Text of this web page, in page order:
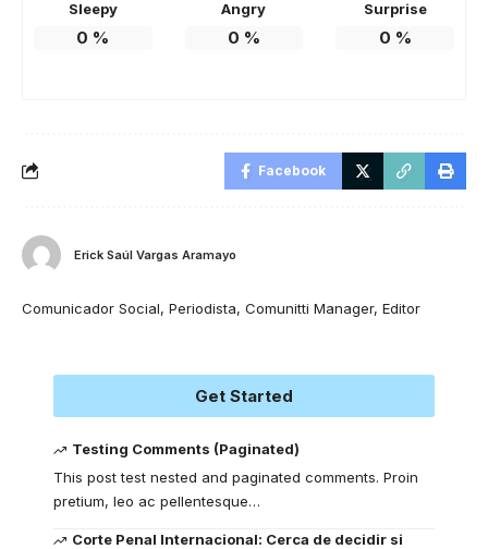
Sleepy
0 %
Angry
0 %
Surprise
0 %
Facebook
Erick Saúl Vargas Aramayo
Comunicador Social, Periodista, Comunitti Manager, Editor
Get Started
Testing Comments (Paginated)
This post test nested and paginated comments. Proin
pretium, leo ac pellentesque…
Corte Penal Internacional: Cerca de decidir si